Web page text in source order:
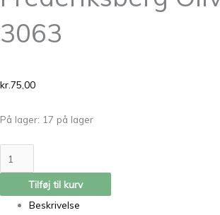
3063
kr.75,00
På lager: 17 på lager
Tilføj til kurv
Beskrivelse